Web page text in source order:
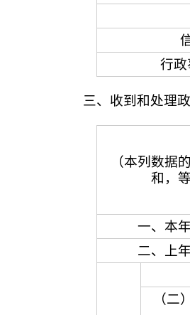
行政
三、收到和处理
（本列数据
和，
一、本
二、上
（二